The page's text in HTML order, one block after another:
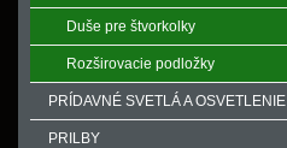
Duše pre štvorkolky
Rozširovacie podložky
PRÍDAVNÉ SVETLÁ A OSVETLENIE
PRILBY